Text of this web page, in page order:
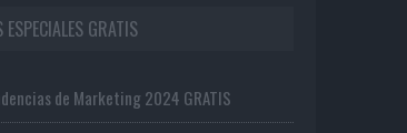
ESPECIALES GRATIS
de Marketing 2024 GRATIS